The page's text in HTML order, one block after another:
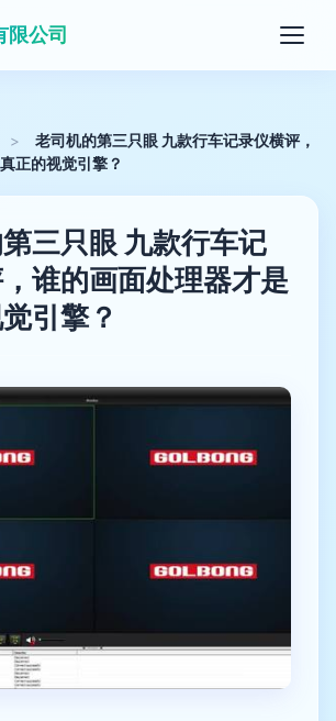
限公司
>
老司机的第三只眼 九款行车记录仪横评，
正的视觉引擎？
三只眼 九款行车记
谁的画面处理器才是
引擎？